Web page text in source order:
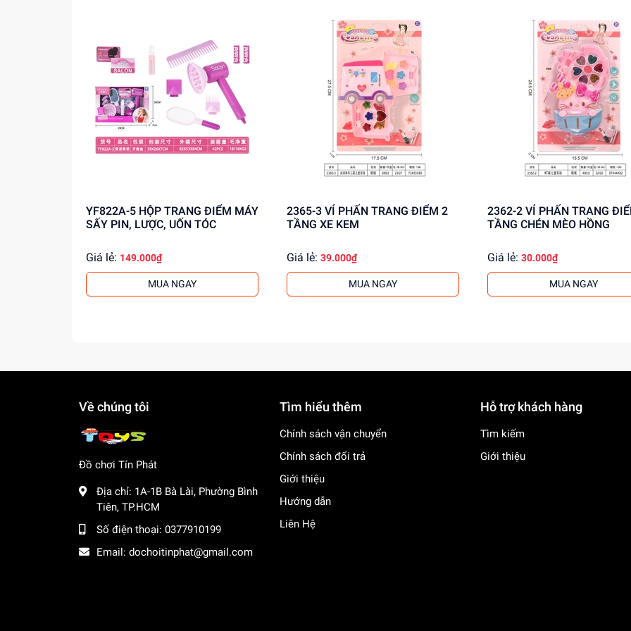
YF822A-5 HỘP TRANG ĐIỂM MÁY
SẤY PIN, LƯỢC, UỐN TÓC
Giá lẻ: 149.000₫
MUA NGAY
2365-3 VỈ PHẤN TRANG ĐIỂM 2
TẦNG XE KEM
Giá lẻ: 39.000₫
MUA NGAY
2362-2 VỈ PHẤN TRANG ĐIỂM 1
TẦNG CHÉN MÈO HỒNG
Giá lẻ: 30.000₫
MUA NGAY
Về chúng tôi
Đồ chơi Tín Phát
Địa chỉ: 1A-1B Bà Lài, Phường Bình
Tiên, TP.HCM
Số điện thoại: 0377910199
Email: dochoitinphat@gmail.com
Tìm hiểu thêm
Chính sách vận chuyển
Chính sách đổi trả
Giới thiệu
Hướng dẫn
Liên Hệ
Hỗ trợ khách hàng
Tìm kiếm
Giới thiệu